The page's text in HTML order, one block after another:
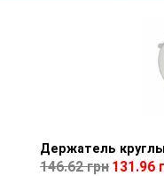
Держатель
146.62 грн 131.96